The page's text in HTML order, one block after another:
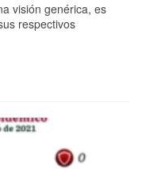
visión genérica, es
respectivos